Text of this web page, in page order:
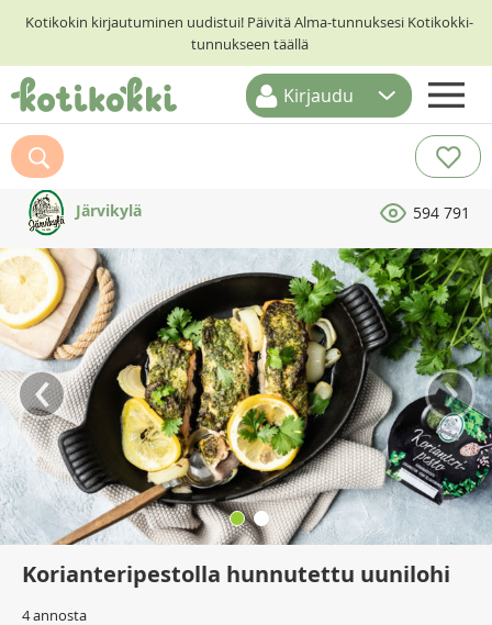
Kotikokin kirjautuminen uudistui! Päivitä Alma-tunnuksesi Kotikokki-
tunnukseen täällä
ETUSIVU
RESEPTIHAKU
RUOKATEEMAT
KESKUSTELUT
KOTIKOKIT
Kirjaudu
Järvikylä 594 791
‹ ›
Korianteripestolla hunnutettu uunilohi
4 annosta